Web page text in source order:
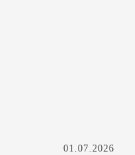
01.07.2026